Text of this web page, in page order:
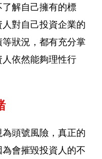
解自己擁有的標
對自己投資企業的
狀況，都有充分掌
依然能夠理性行
頭號風險，真正的
會摧毀投資人的不